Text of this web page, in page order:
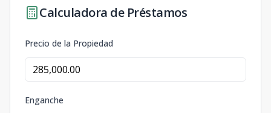
Calculadora de Préstamos
Precio de la Propiedad
Enganche